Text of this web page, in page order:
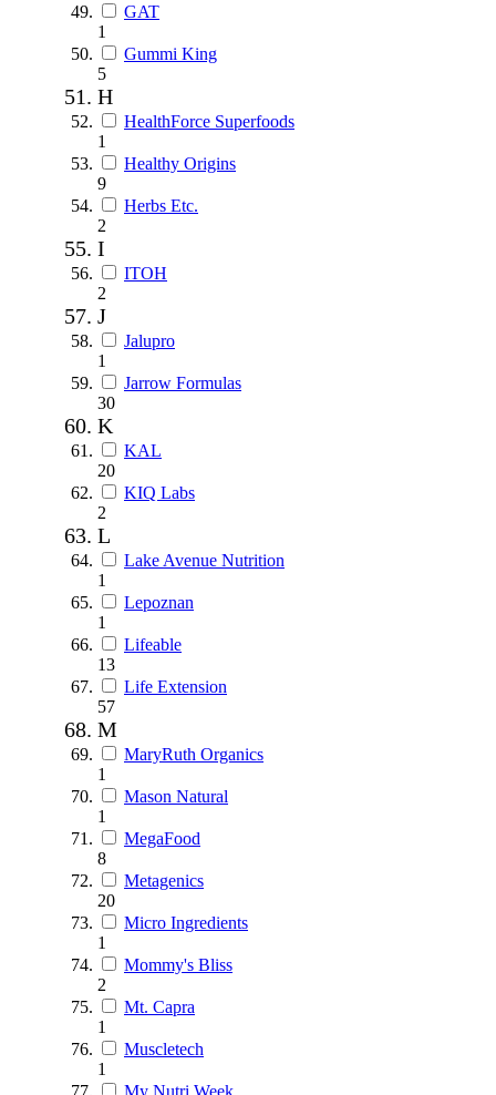
GAT
1
Gummi King
5
H
HealthForce Superfoods
1
Healthy Origins
9
Herbs Etc.
2
I
ITOH
2
J
Jalupro
1
Jarrow Formulas
30
K
KAL
20
KIQ Labs
2
L
Lake Avenue Nutrition
1
Lepoznan
1
Lifeable
13
Life Extension
57
M
MaryRuth Organics
1
Mason Natural
1
MegaFood
8
Metagenics
20
Micro Ingredients
1
Mommy's Bliss
2
Mt. Capra
1
Muscletech
1
My Nutri Week